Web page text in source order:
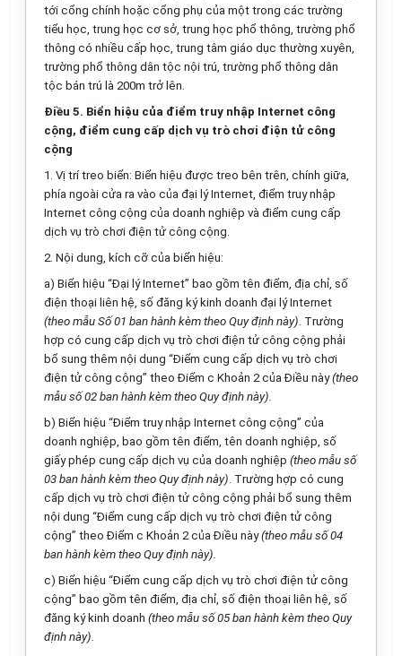
tới cổng chính hoặc cổng phụ của một trong các trường
tiểu học, trung học cơ sở, trung học phổ thông, trường phổ
thông có nhiều cấp học, trung tâm giáo dục thường xuyên,
trường phổ thông dân tộc nội trú, trường phổ thông dân
tộc bán trú là 200m trở lên.
Điều 5. Biển hiệu của điểm truy nhập Internet công
cộng, điểm cung cấp dịch vụ trò chơi điện tử công
cộng
1. Vị trí treo biển: Biển hiệu được treo bên trên, chính giữa,
phía ngoài cửa ra vào của đại lý Internet, điểm truy nhập
Internet công cộng của doanh nghiệp và điểm cung cấp
dịch vụ trò chơi điện tử công cộng.
2. Nội dung, kích cỡ của biển hiệu:
a) Biển hiệu “Đại lý Internet” bao gồm tên điểm, địa chỉ, số
điện thoại liên hệ, số đăng ký kinh doanh đại lý Internet
(theo mẫu Số 01 ban hành kèm theo Quy định này). Trường
hợp có cung cấp dịch vụ trò chơi điện tử công cộng phải
bổ sung thêm nội dung “Điểm cung cấp dịch vụ trò chơi
điện tử công cộng” theoĐiểm c Khoản 2 của Điều này(theo
mẫu số02 ban hành kèm theo Quy định này).
b) Biển hiệu “Điểm truy nhập Internet công cộng” của
doanh nghiệp, bao gồm tên điểm, tên doanh nghiệp, số
giấyphép cung cấp dịch vụ của doanh nghiệp (theo mẫu số
03 ban hành kèm theo Quy định này). Trường hợp có cung
cấp dịch vụ trò chơi điện tử công cộng phải bổ sung thêm
nội dung “Điểm cung cấp dịch vụ trò chơi điện tử công
cộng” theo Điểm c Khoản 2 của Điều này(theo mẫu số04
ban hành kèm theo Quy định này).
c) Biển hiệu “Điểm cung cấp dịch vụ trò chơi điện tử công
cộng” bao gồm tên điểm, địa chỉ, số điện thoại liên hệ, số
đăng kýkinh doanh (theo mẫu số05 ban hành kèm theo Quy
định này).